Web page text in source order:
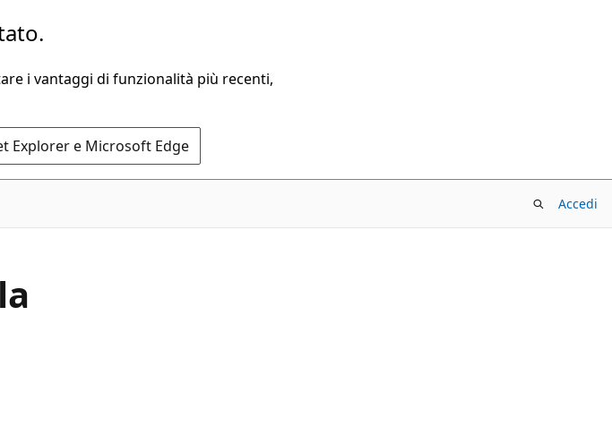
i vantaggi di funzionalità più recenti,
Explorer e Microsoft Edge
Accedi